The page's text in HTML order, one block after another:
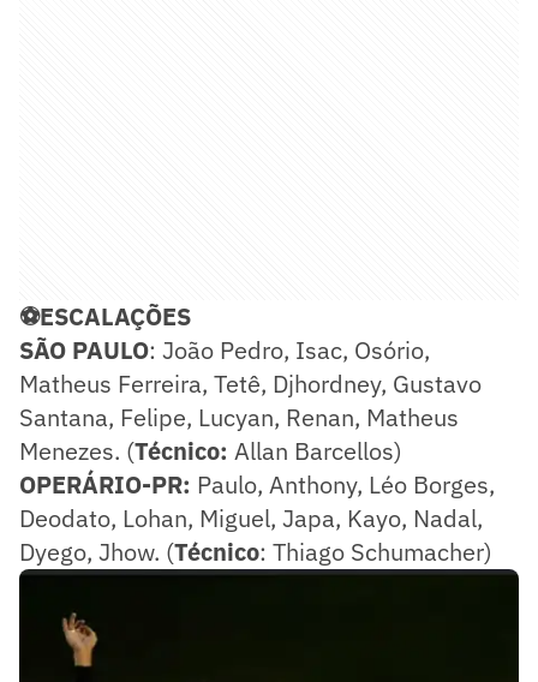
⚽ESCALAÇÕES
SÃO PAULO: João Pedro, Isac, Osório,
Matheus Ferreira, Tetê, Djhordney, Gustavo
Santana, Felipe, Lucyan, Renan, Matheus
Menezes. (Técnico: Allan Barcellos)
OPERÁRIO-PR: Paulo, Anthony, Léo Borges,
Deodato, Lohan, Miguel, Japa, Kayo, Nadal,
Dyego, Jhow. (Técnico: Thiago Schumacher)